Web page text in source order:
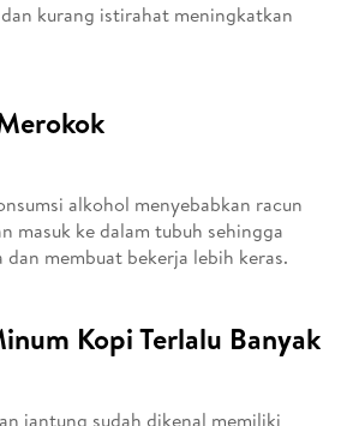
kurang istirahat meningkatkan
alkohol menyebabkan racun
masuk ke dalam tubuh sehingga
membuat bekerja lebih keras.
Kopi Terlalu Banyak
jantung sudah dikenal memiliki